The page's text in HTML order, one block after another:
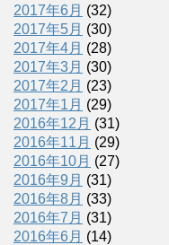
2017年6月 (32)
2017年5月 (30)
2017年4月 (28)
2017年3月 (30)
2017年2月 (23)
2017年1月 (29)
2016年12月 (31)
2016年11月 (29)
2016年10月 (27)
2016年9月 (31)
2016年8月 (33)
2016年7月 (31)
2016年6月 (14)